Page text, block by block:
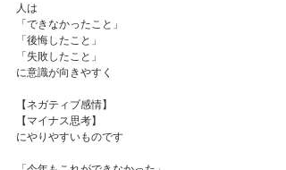
人は
「できなかったこと」
「後悔したこと」
「失敗したこと」
に意識が向きやすく
【ネガティブ感情】
【マイナス思考】
にやりやすいものです